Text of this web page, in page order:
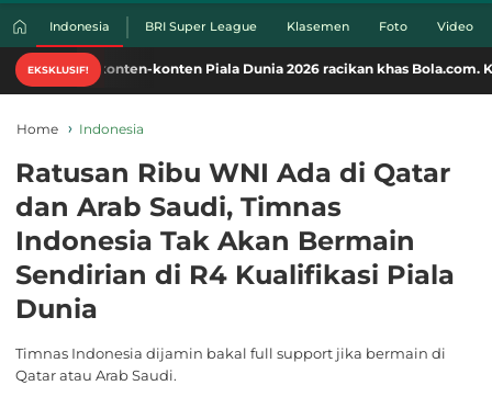
Indonesia BRI Super League Klasemen Foto Video
EKSKLUSIF!
konten-konten Piala Dunia 2026 racikan khas Bola.com. Klik di sini!
Home Indonesia
Ratusan Ribu WNI Ada di Qatar
dan Arab Saudi, Timnas
Indonesia Tak Akan Bermain
Sendirian di R4 Kualifikasi Piala
Dunia
Timnas Indonesia dijamin bakal full support jika bermain di
Qatar atau Arab Saudi.